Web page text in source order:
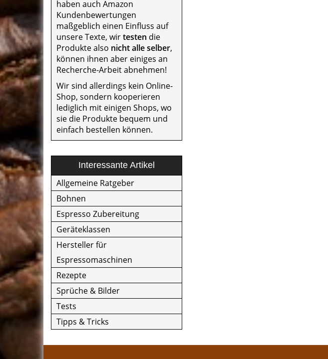
haben auch Amazon
Kundenbewertungen
maßgeblich einen Einfluss auf
unsere Texte, wirtesten die
Produkte also nicht alle selber,
können ihnen aber einiges an
Recherche-Arbeit abnehmen!
Wir sind allerdings kein Online-
Shop, sondern kooperieren
lediglich mit einigen Shops, wo
sie die Produkte bequem und
einfach bestellen können.
Interessante Artikel
Allgemeine Ratgeber
Bohnen
Espresso Zubereitung
Geräteklassen
Hersteller für
Espressomaschinen
Rezepte
Sprüche & Bilder
Tests
Tipps & Tricks